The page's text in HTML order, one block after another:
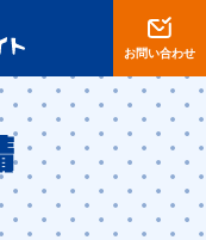
お問い合わせ
width, initial-scale=1,
ージ制作・ECサイト